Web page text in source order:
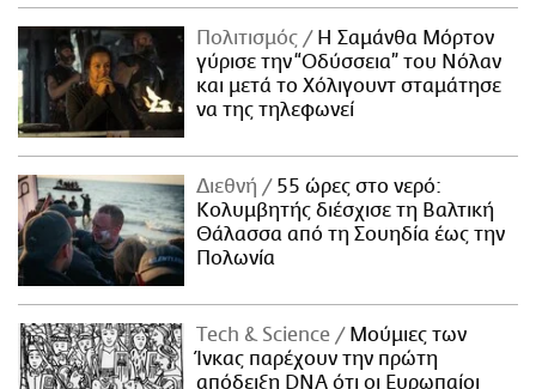
Πολιτισμός
Η Σαμάνθα Μόρτον
γύρισε την “Οδύσσεια” του Νόλαν
και μετά το Χόλιγουντ σταμάτησε
να της τηλεφωνεί
Διεθνή
55 ώρες στο νερό:
Κολυμβητής διέσχισε τη Βαλτική
Θάλασσα από τη Σουηδία έως την
Πολωνία
Τech & Science
Μούμιες των
Ίνκας παρέχουν την πρώτη
απόδειξη DNA ότι οι Ευρωπαίοι